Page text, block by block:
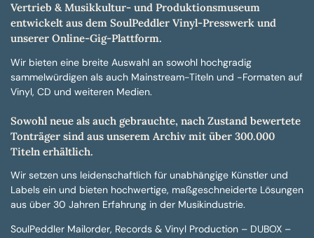
Vertrieb & Musikkultur- und Produktionsmuseum
entwickelt aus dem SoulPeddler Vinyl-Presswerk und
unserer Online-Gig-Plattform.
Wir bieten eine breite Auswahl an sowohl hochgradig
sammelwürdigen als auch Mainstream-Titeln und -Formaten auf
Vinyl, CD und weiteren Medien.
Sowohl neue als auch gebrauchte, nach Zustand bewertete
Tonträger sind aus unserem Archiv mit über 300.000
Titeln erhältlich.
Wir setzen uns leidenschaftlich für unabhängige Künstler und
Labels ein und bieten hochwertige, maßgeschneiderte Lösungen
aus über 30 Jahren Erfahrung in der Musikindustrie.
SoulPeddler Mailorder, Records & Vinyl Production – DUBOX –